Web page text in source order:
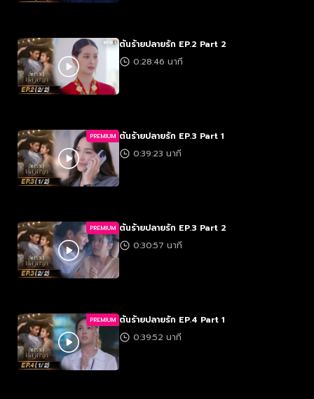
ต้นร้ายปลายรัก EP.2 Part 2
0:28:46 นาที
PREMIUM ต้นร้ายปลายรัก EP.3 Part 1
0:39:23 นาที
PREMIUM ต้นร้ายปลายรัก EP.3 Part 2
0:30:57 นาที
PREMIUM ต้นร้ายปลายรัก EP.4 Part 1
0:39:52 นาที